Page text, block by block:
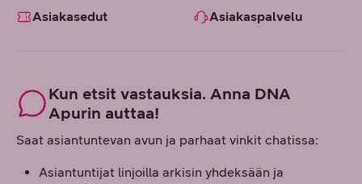
Asiakasedut Asiakaspalvelu
Kun etsit vastauksia. Anna DNA
Apurin auttaa!
Saat asiantuntevan avun ja parhaat vinkit chatissa:
Asiantuntijat linjoilla arkisin yhdeksään ja